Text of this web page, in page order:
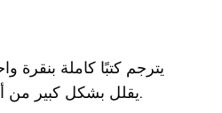
يترجم كتبًا كاملة بنقرة
يقلل بشكل كبير من أوقات التسليم.